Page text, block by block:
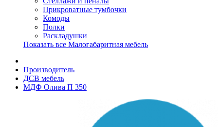
Прикроватные тумбочки
Комоды
Полки
Раскладушки
Показать все Малогабаритная мебель
Производитель
ДСВ мебель
МДФ Олива П 350